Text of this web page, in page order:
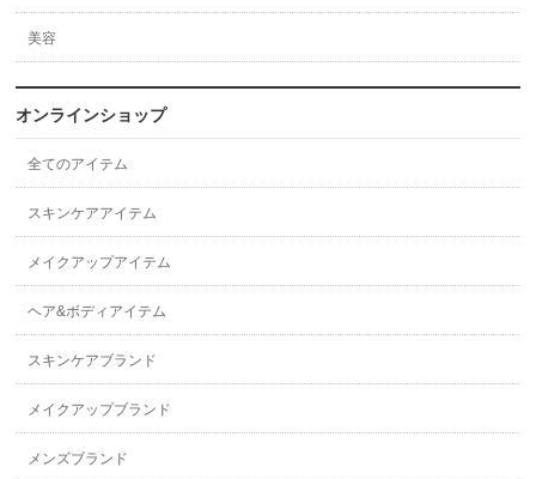
美容
オンラインショップ
全てのアイテム
スキンケアアイテム
メイクアップアイテム
ヘア&ボディアイテム
スキンケアブランド
メイクアップブランド
メンズブランド